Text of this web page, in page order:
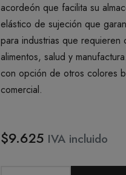
acordeón que facilita su
elástico de sujeción que
para industrias que requieren
alimentos, salud y
con opción de otros colores
comercial.
$9.625 IVA incluido